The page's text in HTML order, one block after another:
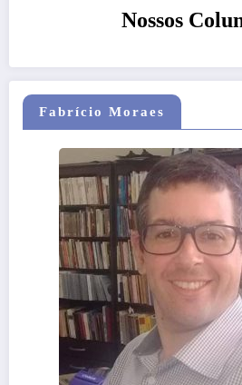
Nossos
Fabrício Moraes